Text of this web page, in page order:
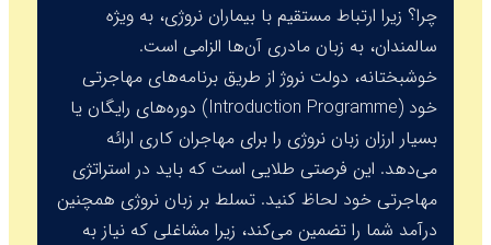
چرا؟ زیرا ارتباط مستقیم با بیماران نروژی، به ویژه
سالمندان، به زبان مادری آن‌ها الزامی است.
خوشبختانه، دولت نروژ از طریق برنامه‌های مهاجرتی
خود (Introduction Programme) دوره‌های رایگان یا
بسیار ارزان زبان نروژی را برای مهاجران کاری ارائه
می‌دهد. این فرصتی طلایی است که باید در استراتژی
مهاجرتی خود لحاظ کنید. تسلط بر زبان نروژی همچنین
درآمد شما را تضمین می‌کند، زیرا مشاغلی که نیاز به